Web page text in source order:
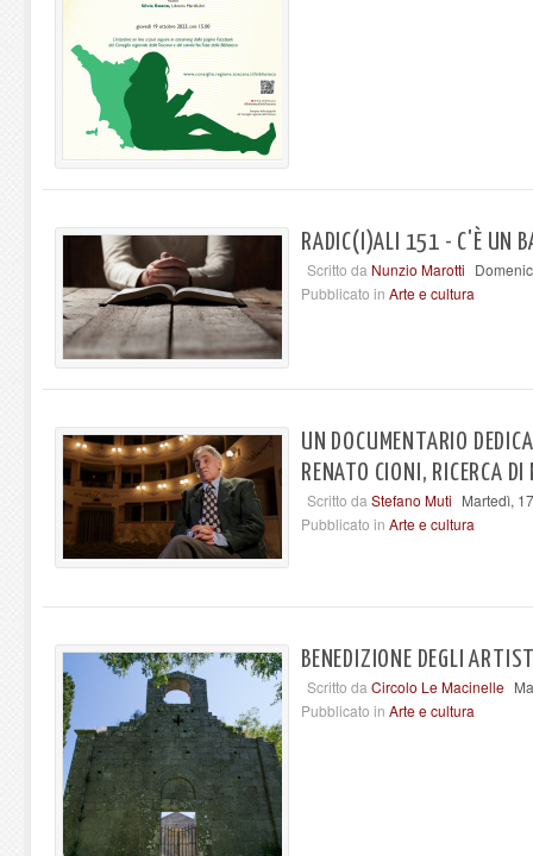
RADIC(I)ALI 151 - C'È UN
Scritto da Nunzio Marotti
Pubblicato in Arte e cultura
UN DOCUMENTARIO
RENATO CIONI, RICERCA DI
Scritto da Stefano Muti Martedì,
Pubblicato in Arte e cultura
BENEDIZIONE DEGLI
Scritto da Circolo Le Macinelle
Pubblicato in Arte e cultura